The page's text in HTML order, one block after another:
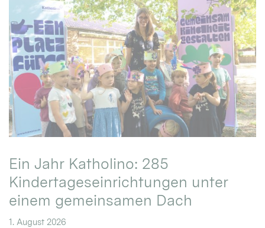
Ein Jahr Katholino: 285
Kindertageseinrichtungen unter
einem gemeinsamen Dach
1. August 2026